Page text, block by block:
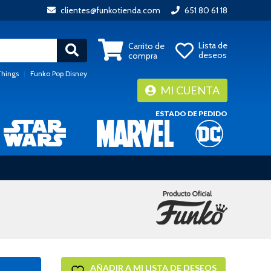
clientes@funkotienda.com 651 80 61 18
| Funko Pop Disney
Carrito de
compra
Lista de
deseos
MI CUENTA
ESTADO DE PEDIDO
AÑADIR A MI LISTA DE DESEOS